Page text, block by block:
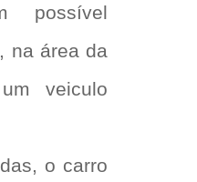
possível
na área da
veiculo
o carro